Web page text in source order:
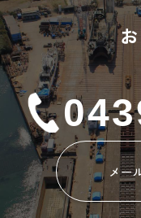
メー